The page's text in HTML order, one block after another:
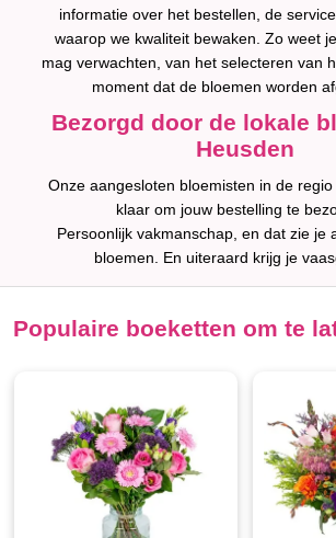
informatie over het bestellen, de
waarop we kwaliteit bewaken. Zo weet
mag verwachten, van het selecteren van
moment dat de bloemen worden
Bezorgd door de lokale
Heusden
Onze aangesloten bloemisten in de
klaar om jouw bestelling te
Persoonlijk vakmanschap, en dat zie je
bloemen. En uiteraard krijg je
Populaire boeketten om te